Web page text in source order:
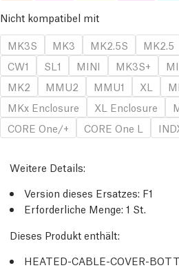
Nicht kompatibel mit
MK3S
MK3 MK2.5S MK2.5
CW1
SL1 MINI MK3S+
MK2
MMU2 MMU1 XL
MKx Enclosure
XL Enclosure
CORE One/+
CORE One L
Weitere Details:
Version dieses Ersatzes: F1
Erforderliche Menge: 1 St.
Dieses Produkt enthält:
HEATED-CABLE-COVER-